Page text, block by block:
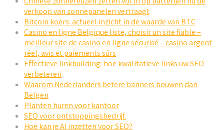
verkoop van zonnepanelen vertraagt
Bitcoin koers: actueel inzicht in de waarde van BTC
Casino en ligne Belgique liste, choisir un site fiable –
meilleur site de casino en ligne sécurisé – casino argent
réel, avis et paiements sûrs
Effectieve linkbuilding: hoe kwalitatieve links uw SEO
verbeteren
Waarom Nederlanders betere banners bouwen dan
Belgen
Planten huren voor kantoor
SEO voor ontstoppingsbedrijf.
Hoe kan je AI inzetten voor SEO?